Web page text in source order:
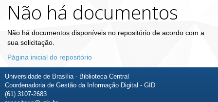
Não há documentos
Não há documentos disponíveis no repositório de acordo com a
sua solicitação.
Página inicial do repositório
Universidade de Brasília - Biblioteca Central
Coordenadoria de Gestão da Informação Digital - GID
(61) 3107-2683